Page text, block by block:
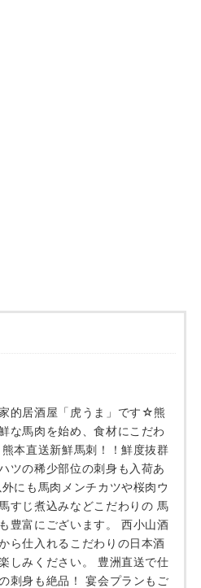
的居酒屋「虎うま」です☆熊
な馬肉を始め、食材にこだわ
熊本直送新鮮馬刺！！鮮度抜群
ツの稀少部位の刺身も入荷あ
にも馬肉メンチカツや桜肉ウ
すじ煮込みなどこだわりの 馬
豊富にございます。 西小山酒
ら仕入れるこだわりの日本酒
しみください。 豊洲直送で仕
刺身も絶品！ 宴会プランもご